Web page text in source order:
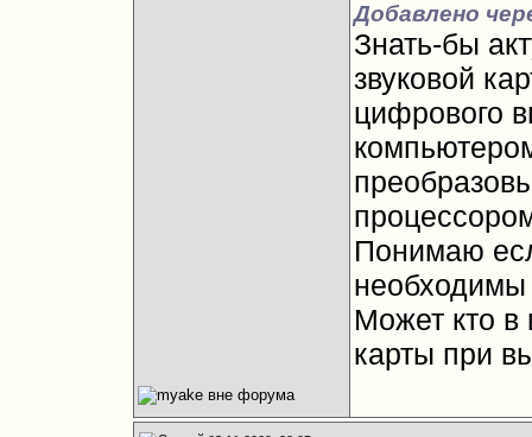
Добавлено
Знать-бы
звуковой
цифрового
Понимаю
Может кто в
карты при